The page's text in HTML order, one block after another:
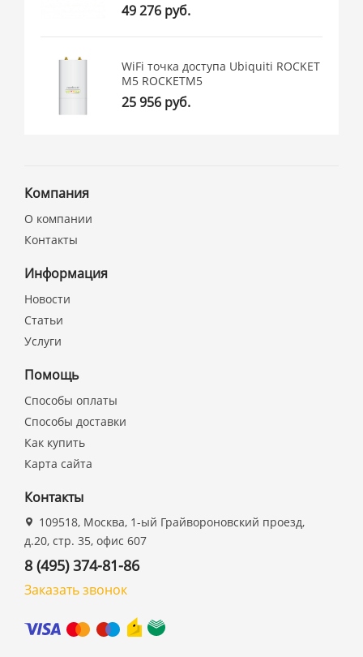
49 276 руб.
WiFi точка доступа Ubiquiti ROCKET
M5 ROCKETM5
25 956 руб.
Компания
О компании
Контакты
Информация
Новости
Статьи
Услуги
Помощь
Способы оплаты
Способы доставки
Как купить
Карта сайта
Контакты
109518, Москва, 1-ый Грайвороновский проезд,
д.20, стр. 35, офис 607
8 (495) 374-81-86
Заказать звонок